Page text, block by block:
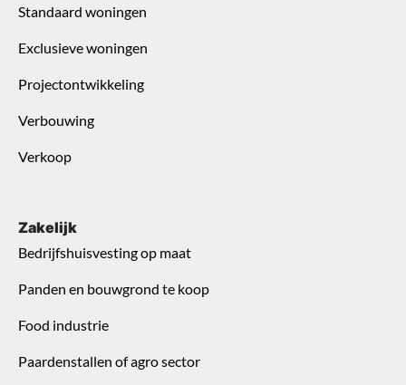
Standaard woningen
Exclusieve woningen
Projectontwikkeling
Verbouwing
Verkoop
Zakelijk
Bedrijfshuisvesting op maat
Panden en bouwgrond te koop
Food industrie
Paardenstallen of agro sector